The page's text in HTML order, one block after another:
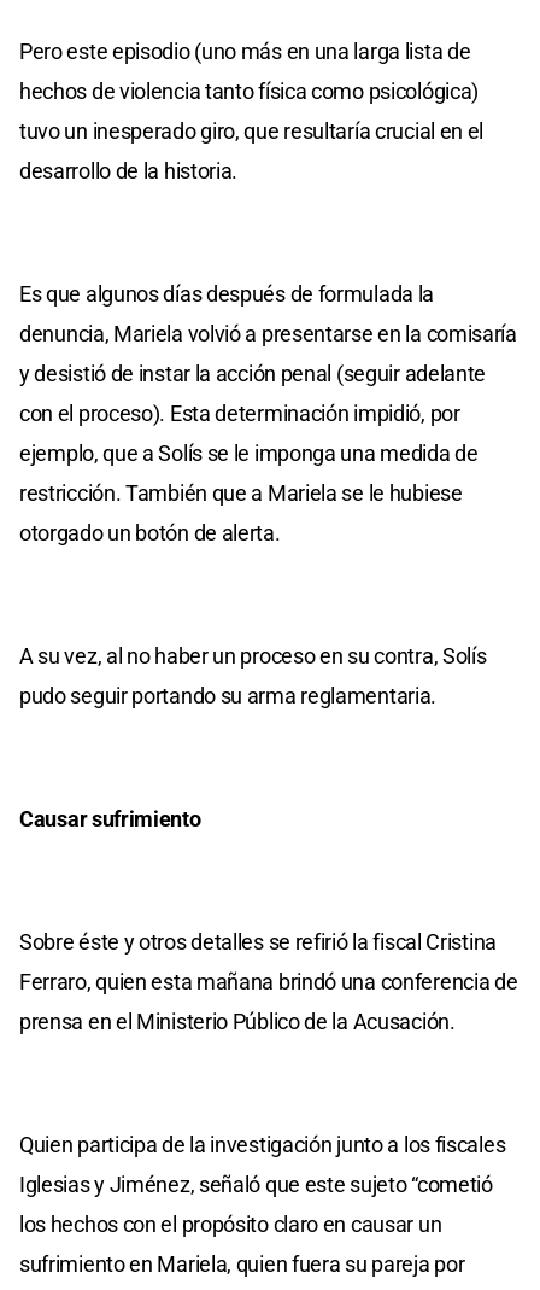
Pero este episodio (uno más en una larga lista de
hechos de violencia tanto física como psicológica)
tuvo un inesperado giro, que resultaría crucial en el
desarrollo de la historia.
Es que algunos días después de formulada la
denuncia, Mariela volvió a presentarse en la comisaría
y desistió de instar la acción penal (seguir adelante
con el proceso). Esta determinación impidió, por
ejemplo, que a Solís se le imponga una medida de
restricción. También que a Mariela se le hubiese
otorgado un botón de alerta.
A su vez, al no haber un proceso en su contra, Solís
pudo seguir portando su arma reglamentaria.
Causar sufrimiento
Sobre éste y otros detalles se refirió la fiscal Cristina
Ferraro, quien esta mañana brindó una conferencia de
prensa en el Ministerio Público de la Acusación.
Quien participa de la investigación junto a los fiscales
Iglesias y Jiménez, señaló que este sujeto “cometió
los hechos con el propósito claro en causar un
sufrimiento en Mariela, quien fuera su pareja por